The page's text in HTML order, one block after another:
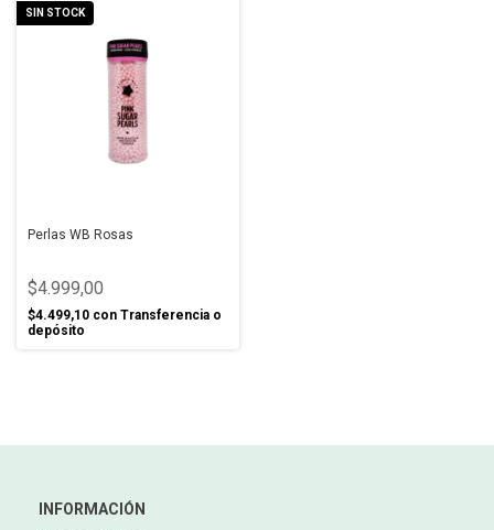
SIN STOCK
Perlas WB Rosas
$4.999,00
$4.499,10 con Transferencia o
depósito
INFORMACIÓN